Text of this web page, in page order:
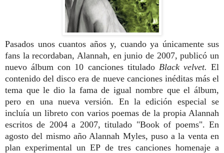
Pasados unos cuantos años y, cuando ya únicamente sus
fans la recordaban, Alannah, en junio de 2007, publicó un
nuevo álbum con 10 canciones titulado Black velvet. El
contenido del disco era de nueve canciones inéditas más el
tema que le dio la fama de igual nombre que el álbum,
pero en una nueva versión. En la edición especial se
incluía un libreto con varios poemas de la propia Alannah
escritos de 2004 a 2007, titulado "Book of poems". En
agosto del mismo año Alannah Myles, puso a la venta en
plan experimental un EP de tres canciones homenaje a